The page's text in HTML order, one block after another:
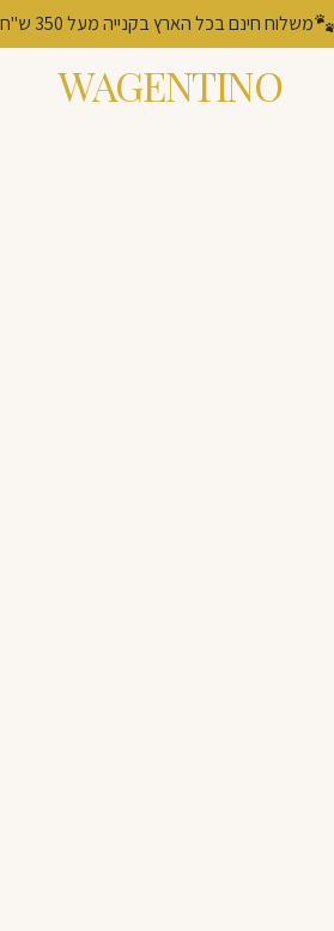
משלוח חינם בכל הארץ בקנייה מעל 350 ש"ח
WAGENTINO